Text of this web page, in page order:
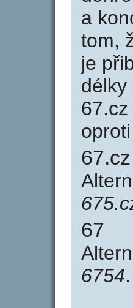
a
tom,
je
délky
67.cz
67
6754.